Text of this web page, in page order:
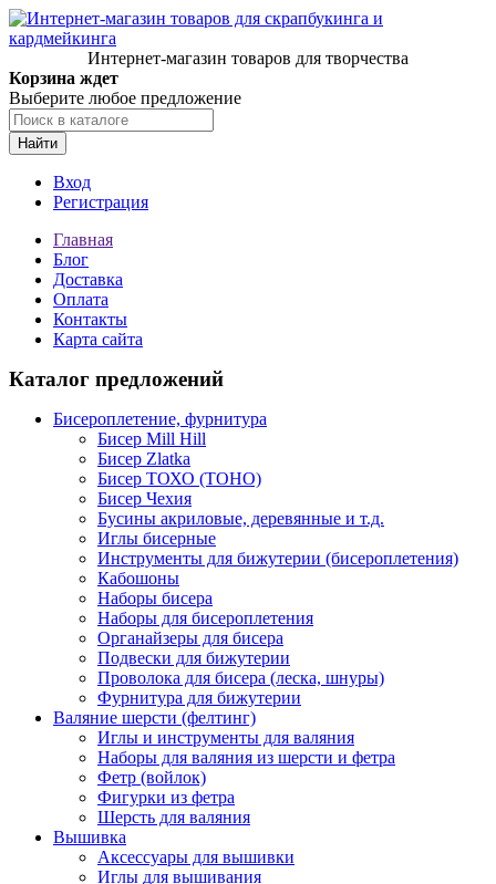
Интернет-магазин товаров для творчества
Корзина ждет
Выберите любое предложение
Найти
Вход
Регистрация
Главная
Блог
Доставка
Оплата
Контакты
Карта сайта
Каталог предложений
Бисероплетение, фурнитура
Бисер Mill Hill
Бисер Zlatka
Бисер ТОХО (TOHO)
Бисер Чехия
Бусины акриловые, деревянные и т.д.
Иглы бисерные
Инструменты для бижутерии (бисероплетения)
Кабошоны
Наборы бисера
Наборы для бисероплетения
Органайзеры для бисера
Подвески для бижутерии
Проволока для бисера (леска, шнуры)
Фурнитура для бижутерии
Валяние шерсти (фелтинг)
Иглы и инструменты для валяния
Наборы для валяния из шерсти и фетра
Фетр (войлок)
Фигурки из фетра
Шерсть для валяния
Вышивка
Аксессуары для вышивки
Иглы для вышивания